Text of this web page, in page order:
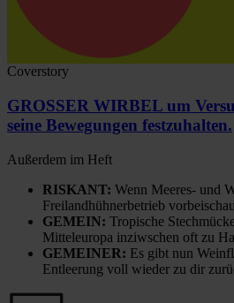
Coverstory
GROSSER WIRBEL um
seine Bewegungen festzuhalten.
Außerdem im Heft
RISKANT: Wenn Meeres- und
Freilandhühnerbetrieb
GEMEIN: Tropische
Mitteleuropa inziwschen oft zu
GEMEINER: Es gibt nun
Entleerung voll wieder zu dir